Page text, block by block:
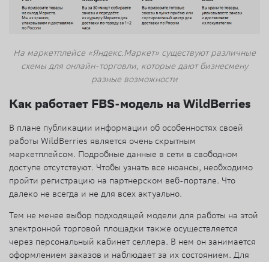
На маркетплейсе «Яндекс.Маркет» существуют различные
схемы для онлайн-торговли, которые дают бизнесмену
разные возможности
Как работает FBS-модель на WildBerries
В плане публикации информации об особенностях своей
работы WildBerries является очень скрытным
маркетплейсом. Подробные данные в сети в свободном
доступе отсутствуют. Чтобы узнать все нюансы, необходимо
пройти регистрацию на партнерском веб-портале. Что
далеко не всегда и не для всех актуально.
Тем не менее выбор подходящей модели для работы на этой
электронной торговой площадки также осуществляется
через персональный кабинет селлера. В нем он занимается
оформлением заказов и наблюдает за их состоянием. Для